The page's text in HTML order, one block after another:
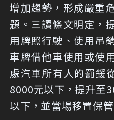
增加趨勢，形成嚴重
題。三讀條文明定，
用牌照行駛、使用吊
車牌借他車使用或使
處汽車所有人的罰鍰
8000元以下，提升至
以下，並當場移置保管